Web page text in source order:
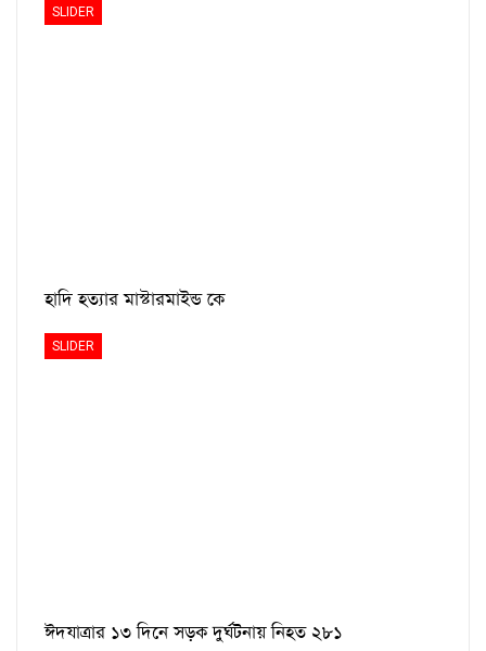
SLIDER
হাদি হত্যার মাস্টারমাইন্ড কে
SLIDER
ঈদযাত্রার ১৩ দিনে সড়ক দুর্ঘটনায় নিহত ২৮১